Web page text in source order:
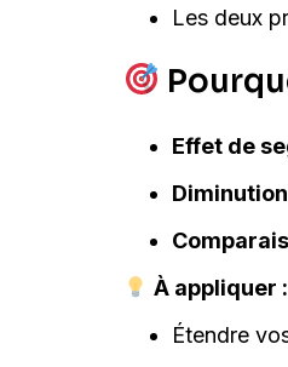
Les deux
Effet de
À appliquer :
Étendre